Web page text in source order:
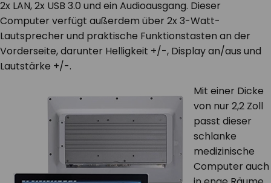
2x LAN, 2x USB 3.0 und ein Audioausgang. Dieser
Computer verfügt außerdem über 2x 3-Watt-
Lautsprecher und praktische Funktionstasten an der
Vorderseite, darunter Helligkeit +/-, Display an/aus und
Lautstärke +/-.
Mit einer Dicke
von nur 2,2 Zoll
passt dieser
schlanke
medizinische
Computer auch